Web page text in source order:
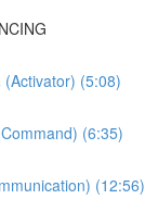
(5:08)
(6:35)
(12:56)